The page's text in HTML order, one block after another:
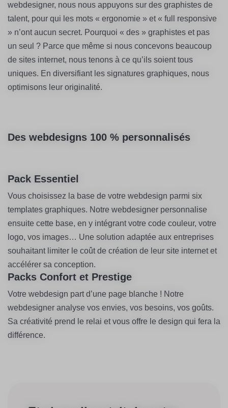
webdesigner, nous nous appuyons sur des graphistes de
talent, pour qui les mots « ergonomie » et « full responsive
» n’ont aucun secret. Pourquoi « des » graphistes et pas
un seul ? Parce que même si nous concevons beaucoup
de sites internet, nous tenons à ce qu’ils soient tous
uniques. En diversifiant les signatures graphiques, nous
optimisons leur originalité.
Des webdesigns 100 % personnalisés
Pack Essentiel
Vous choisissez la base de votre webdesign parmi six
templates graphiques. Notre webdesigner personnalise
ensuite cette base, en y intégrant votre code couleur, votre
logo, vos images… Une solution adaptée aux entreprises
souhaitant limiter le coût de création de leur site internet et
accélérer sa conception.
Packs Confort et Prestige
Votre webdesign part d’une page blanche ! Notre
webdesigner analyse vos envies, vos besoins, vos goûts.
Sa créativité prend le relai et vous offre le design qui fera la
différence.